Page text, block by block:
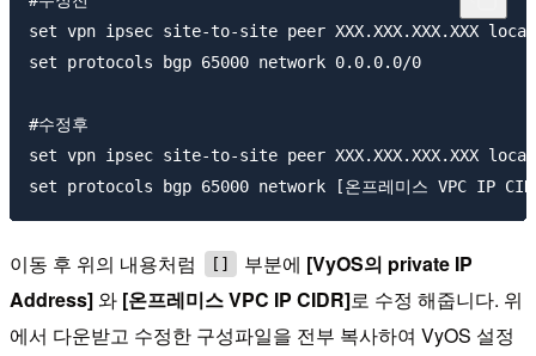
set vpn ipsec site-to-site peer XXX.XXX.XXX.XXX
set protocols bgp 65000 network 0.0.0.0/0
#수정후
set vpn ipsec site-to-site peer XXX.XXX.XXX.XXX
이동 후 위의 내용처럼 [] 부분에 [VyOS의 private IP
Address]와 [온프레미스 VPC IP CIDR]로 수정 해줍니다. 위
에서 다운받고 수정한 구성파일을 전부 복사하여 VyOS 설정